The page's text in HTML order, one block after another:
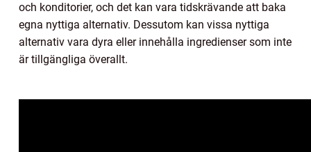
och konditorier, och det kan vara tidskrävande att baka
egna nyttiga alternativ. Dessutom kan vissa nyttiga
alternativ vara dyra eller innehålla ingredienser som inte
är tillgängliga överallt.